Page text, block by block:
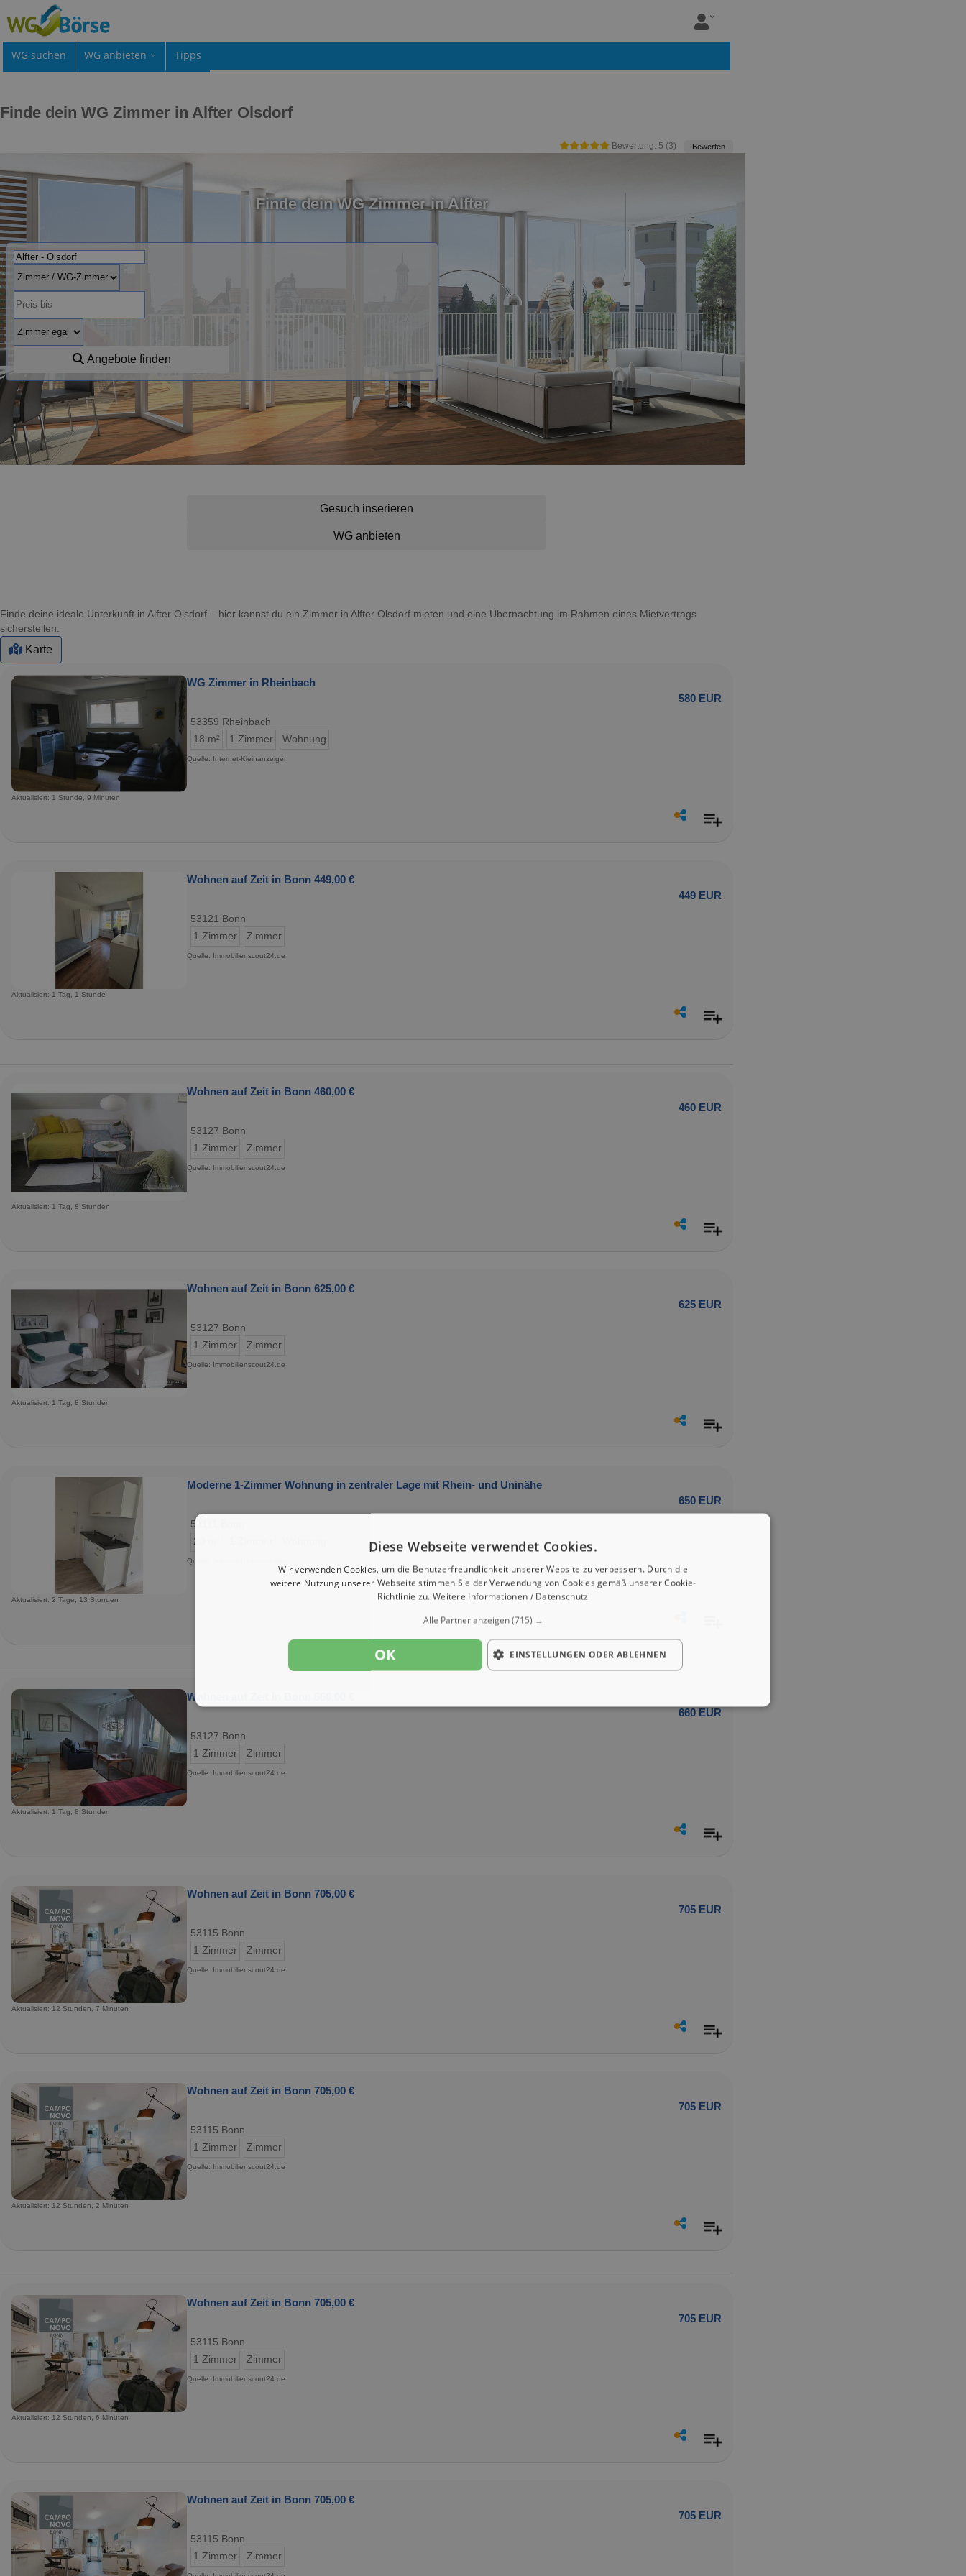
WG suchen WG anbieten Tipps
Finde dein WG Zimmer in Alfter Olsdorf
Bewertung: 5 (3) Bewerten
Finde dein WG Zimmer in Alfter
Angebote finden
Gesuch inserieren
WG anbieten
Finde deine ideale Unterkunft in Alfter Olsdorf – hier kannst du ein Zimmer in Alfter Olsdorf mieten und eine Übernachtung im Rahmen eines Mietvertrags
sicherstellen.
Karte
WG Zimmer in Rheinbach
580 EUR
53359 Rheinbach
18 m²
1 Zimmer Wohnung
Quelle: Internet-Kleinanzeigen
Aktualisiert: 1 Stunde, 9 Minuten
Wohnen auf Zeit in Bonn 449,00 €
449 EUR
53121 Bonn
1 Zimmer
Zimmer
Quelle: Immobilienscout24.de
Aktualisiert: 1 Tag, 1 Stunde
Wohnen auf Zeit in Bonn 460,00 €
460 EUR
53127 Bonn
1 Zimmer
Zimmer
Quelle: Immobilienscout24.de
Aktualisiert: 1 Tag, 8 Stunden
Wohnen auf Zeit in Bonn 625,00 €
625 EUR
53127 Bonn
1 Zimmer
Zimmer
Quelle: Immobilienscout24.de
Aktualisiert: 1 Tag, 8 Stunden
Moderne 1-Zimmer Wohnung in zentraler Lage mit Rhein- und Uninähe
650 EUR
53111 Bonn
20 m²
Quelle: Internet-Kleinanzeigen
Aktualisiert: 2 Tage, 13 Stunden
Wohnen auf Zeit in Bonn 660,00 €
660 EUR
53127 Bonn
1 Zimmer
Zimmer
Quelle: Immobilienscout24.de
Aktualisiert: 1 Tag, 8 Stunden
Wohnen auf Zeit in Bonn 705,00 €
705 EUR
53115 Bonn
1 Zimmer
Zimmer
Quelle: Immobilienscout24.de
Aktualisiert: 12 Stunden, 7 Minuten
Wohnen auf Zeit in Bonn 705,00 €
705 EUR
53115 Bonn
1 Zimmer
Zimmer
Quelle: Immobilienscout24.de
Aktualisiert: 12 Stunden, 2 Minuten
Wohnen auf Zeit in Bonn 705,00 €
705 EUR
53115 Bonn
1 Zimmer
Zimmer
Quelle: Immobilienscout24.de
Aktualisiert: 12 Stunden, 6 Minuten
Wohnen auf Zeit in Bonn 705,00 €
705 EUR
53115 Bonn
1 Zimmer
Zimmer
Diese Webseite verwendet Cookies.
Wir verwenden Cookies, um die Benutzerfreundlichkeit unserer Website zu verbessern. Durch die
weitere Nutzung unserer Webseite stimmen Sie der Verwendung von Cookies gemäß unserer Cookie-
Richtlinie zu. Weitere Informationen / Datenschutz
Alle Partner anzeigen(715) →
OK EINSTELLUNGEN ODER ABLEHNEN